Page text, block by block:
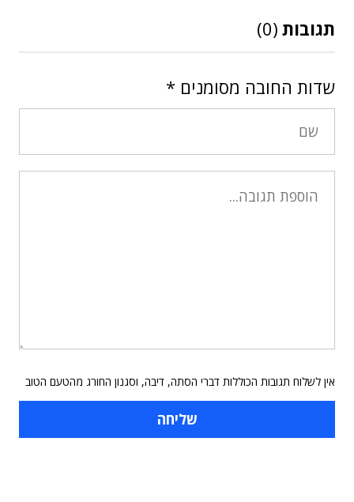
תגובות (0)
שדות החובה מסומנים *
אין לשלוח תגובות הכוללות דברי הסתה, דיבה, וסגנון החורג מהטעם הטוב